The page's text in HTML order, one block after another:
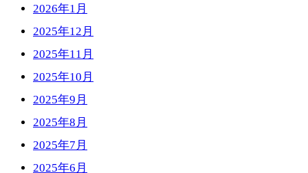
2026年1月
2025年12月
2025年11月
2025年10月
2025年9月
2025年8月
2025年7月
2025年6月